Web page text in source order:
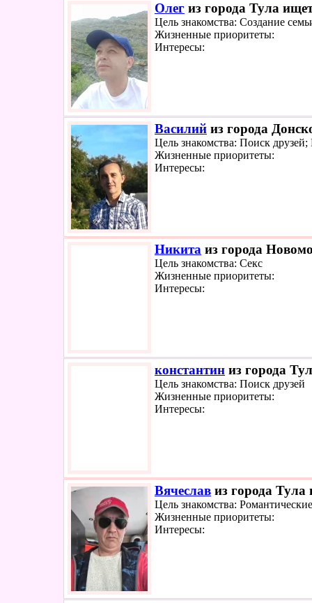
Олег из города Тула
Цель знакомства: Создание
Жизненные приоритеты:
Интересы:
Василий из города
Цель знакомства: Поиск
Жизненные приоритеты:
Интересы:
Никита из города
Цель знакомства: Секс
Жизненные приоритеты:
Интересы:
константин из города
Цель знакомства: Поиск друзей
Жизненные приоритеты:
Интересы:
Вячеслав из города Тула
Цель знакомства:
Жизненные приоритеты:
Интересы: